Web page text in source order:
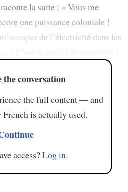
la suite : « Vous me
une puissance coloniale !
m’occuperde l’électricité dans les
the conversation
the full content — and
French is actually used.
access?Log in.